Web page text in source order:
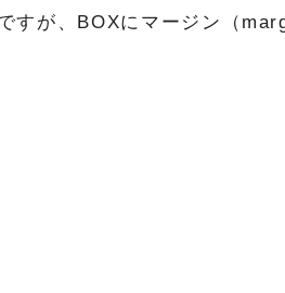
すが、BOXにマージン（